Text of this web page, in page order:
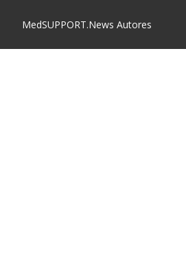
MedSUPPORT.News Autores